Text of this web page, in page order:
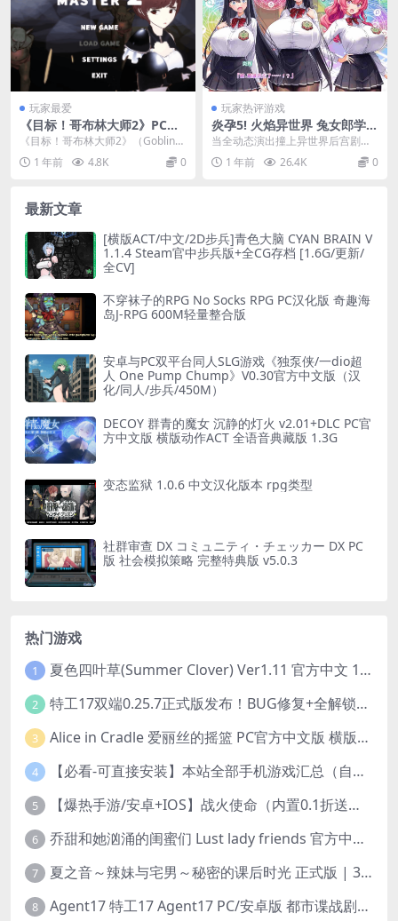
玩家最爱
《目标！哥布林大师2》PC官
方中文版｜策略SLG｜动态养
《目标！哥布林大师2》（GoblinM
aster2）是经典策略SLG续作，玩
家将...1 年前 4.8K 0
玩家热评游戏
炎孕5! 火焰异世界 兔女郎学园
汉化版终极体验：动态演出
当全动态演出撞上异世界后宫剧
本，《炎孕5! 火焰异世界 兔女郎学
园》用5.7G的...
1 年前 26.4K 0
最新文章
[横版ACT/中文/2D步兵]青色大脑 CYAN BRAIN V
1.1.4 Steam官中步兵版+全CG存档 [1.6G/更新/
全CV]
不穿袜子的RPG No Socks RPG PC汉化版 奇趣海
岛J-RPG 600M轻量整合版
安卓与PC双平台同人SLG游戏《独泵侠/一dio超
人 One Pump Chump》V0.30官方中文版（汉
化/同人/步兵/450M）
DECOY 群青的魔女 沉静的灯火 v2.01+DLC PC官
方中文版 横版动作ACT 全语音典藏版 1.3G
变态监狱 1.0.6 中文汉化版本 rpg类型
社群审查 DX コミュニティ・チェッカー DX PC
版 社会模拟策略 完整特典版 v5.0.3
热门游戏
1 夏色四叶草(Summer Clover) Ver1.11 官方中文 1+4.35G 全CG 有CV 百度盘版本
2 特工17双端0.25.7正式版发布！BUG修复+全解锁存档+赞助码合集（安卓/PC/中文/动态）
3 Alice in Cradle 爱丽丝的摇篮 PC官方中文版 横版动作ACT 手绘幻想风 v0.29g 完整体验版
4 【必看-可直接安装】本站全部手机游戏汇总（自带修改器MOD）
5 【爆热手游/安卓+IOS】战火使命（内置0.1折送可触碰战姬）[中文/美女养成/整合兑换码/双端互通/更新]（公测）
6 乔甜和她汹涌的闺蜜们 Lust lady friends 官方中文版本 SLG类型
7 夏之音～辣妹与宅男～秘密的课后时光 正式版 | 3D 动态步兵触摸互动 SLG|PC 平台 | 内嵌汉化 + 去码补丁 + 修改存档 | 1.5G
8 Agent17 特工17 Agent17 PC/安卓版 都市谍战剧情模拟RPG v0.26.6 官方中文高清版